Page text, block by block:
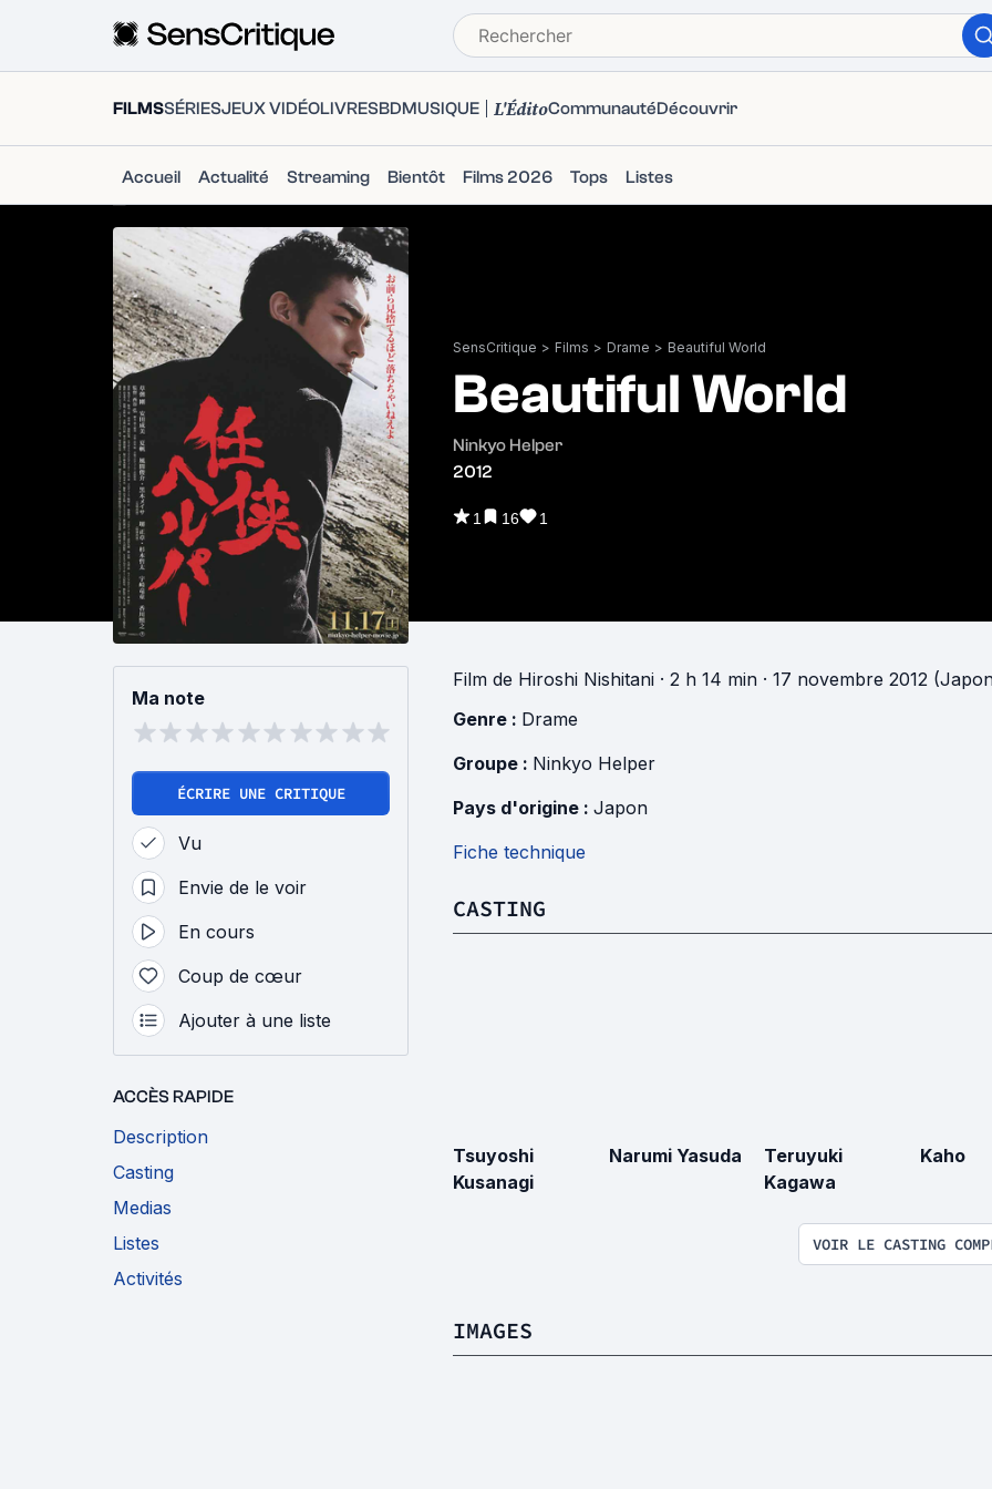
FILMSSÉRIESJEUX VIDÉOLIVRESBDMUSIQUE L'ÉditoCommunautéDécouvrir
Accueil Actualité Streaming Bientôt Films 2026 Tops Listes
SensCritique > Films > Drame > Beautiful World
Beautiful World
Ninkyo Helper
2012
1 16 1
Ma note
ÉCRIRE UNE CRITIQUE
Vu
Envie de le voir
En cours
Coup de cœur
Ajouter à une liste
ACCÈS RAPIDE
Description
Casting
Medias
Listes
Activités
Film de Hiroshi Nishitani · 2 h 14 min · 17 novembre 2012
Genre : Drame
Groupe : Ninkyo Helper
Pays d'origine : Japon
Fiche technique
CASTING
Tsuyoshi
Kusanagi
Narumi Yasuda
Teruyuki
Kagawa
Kaho
VOIR LE CASTING
IMAGES